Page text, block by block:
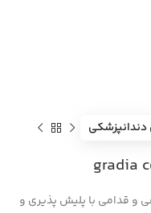
و قدامی با پلیش پذیری و